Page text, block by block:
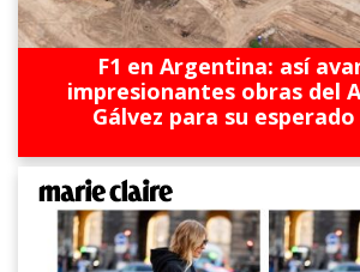
F1 en Argentina: así
impresionantes obras del
Gálvez para su